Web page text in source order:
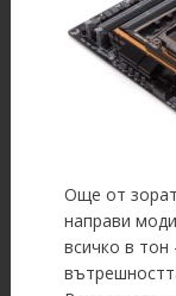
Още от
направи
всичко в